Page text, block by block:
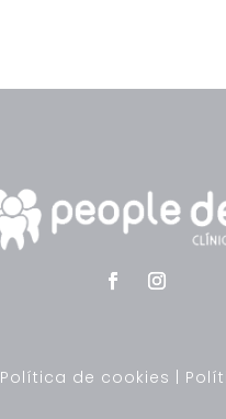
Política de cookies